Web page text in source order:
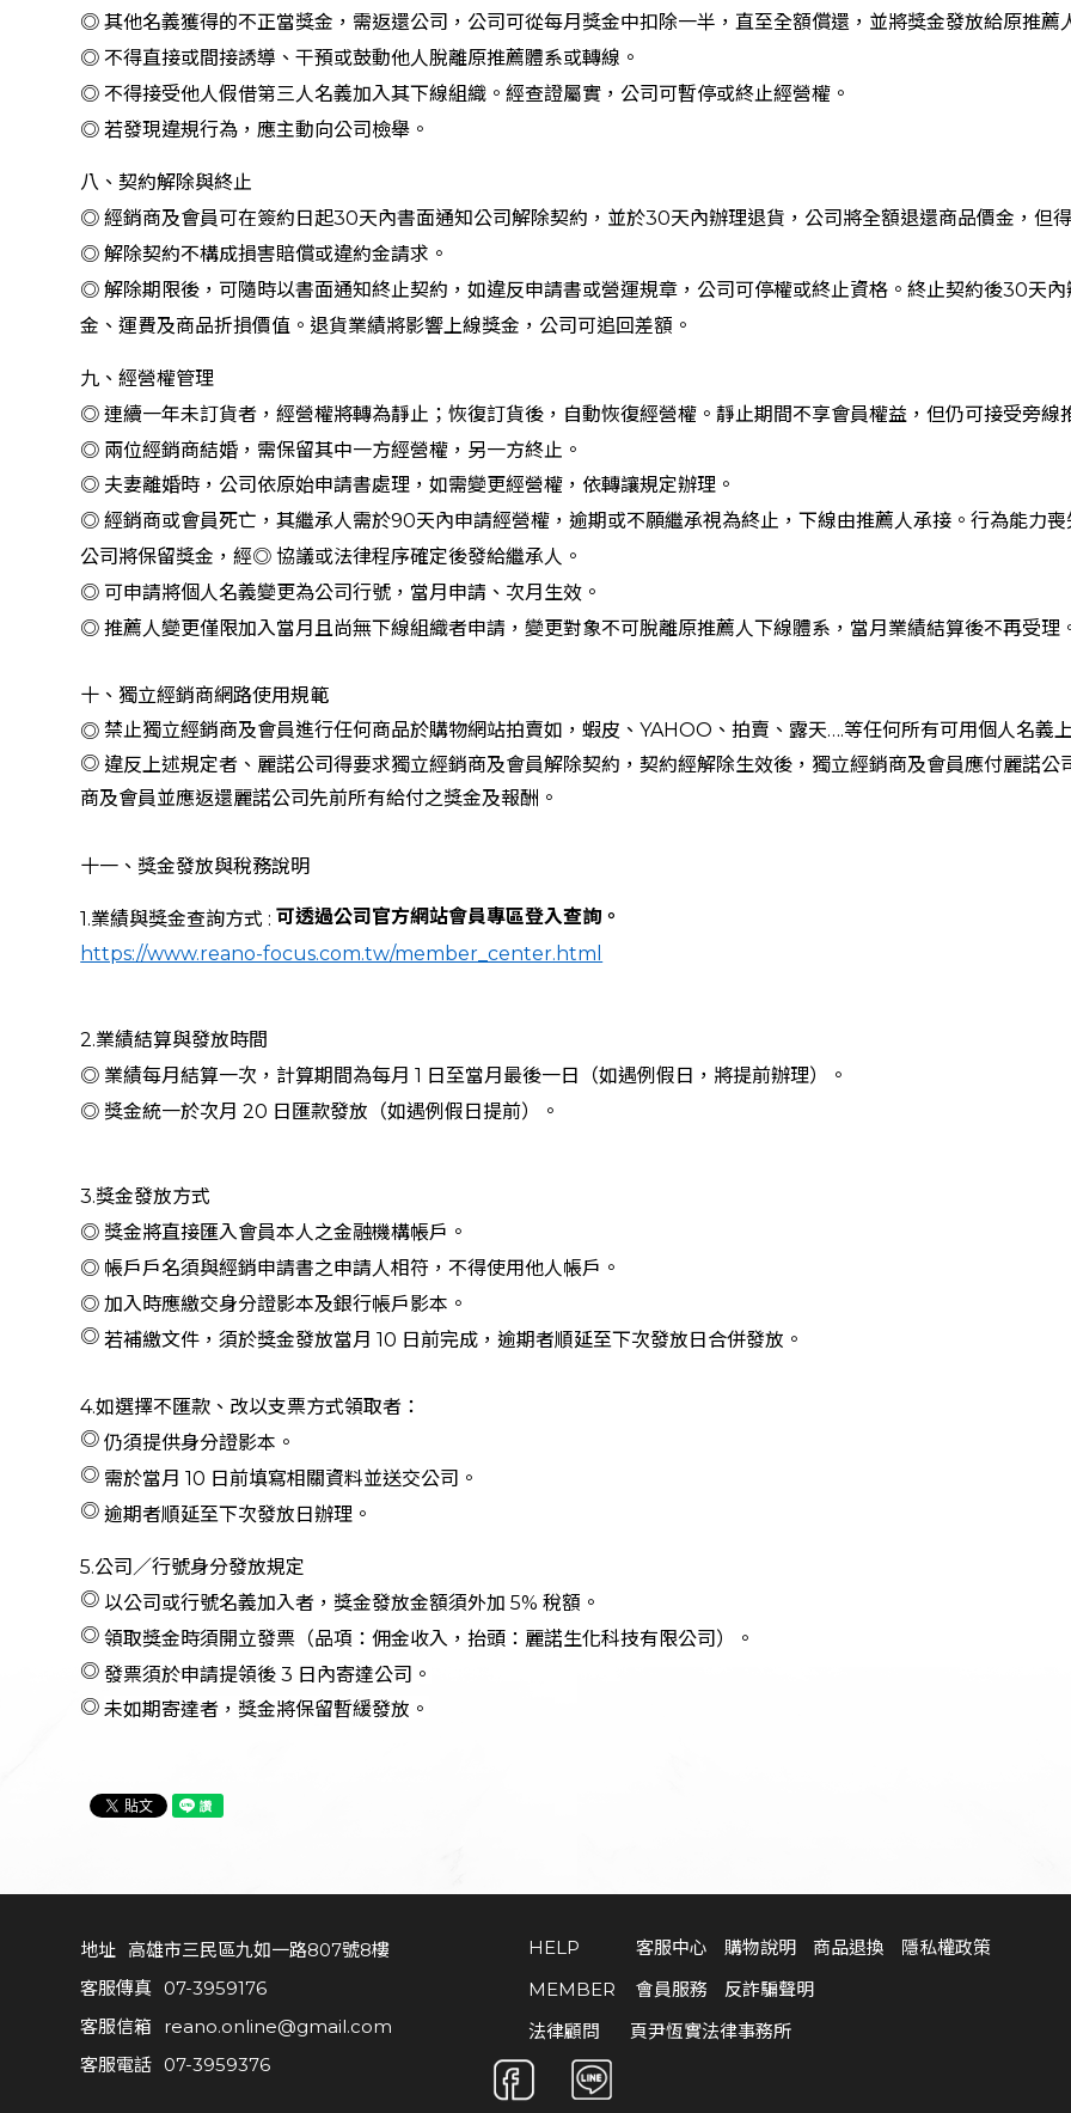
高雄市三民區九如一路807號8樓
07-3959176
◎ 其他名義獲得的不正當獎金，需返還公司，公司可從每月獎金中扣除一半，直至全額償還，並將獎金發放給原推薦
◎ 不得直接或間接誘導、干預或鼓動他人脫離原推薦體系或轉線。
◎ 不得接受他人假借第三人名義加入其下線組織。經查證屬實，公司可暫停或終止經營權。
◎ 若發現違規行為，應主動向公司檢舉。
八、契約解除與終止
◎ 經銷商及會員可在簽約日起30天內書面通知公司解除契約，並於30天內辦理退貨，公司將全額退還商品價金，但
◎ 解除契約不構成損害賠償或違約金請求。
◎ 解除期限後，可隨時以書面通知終止契約，如違反申請書或營運規章，公司可停權或終止資格。終止契約後30天
金、運費及商品折損價值。退貨業績將影響上線獎金，公司可追回差額。
九、經營權管理
◎ 連續一年未訂貨者，經營權將轉為靜止；恢復訂貨後，自動恢復經營權。靜止期間不享會員權益，但仍可接受旁線
◎ 兩位經銷商結婚，需保留其中一方經營權，另一方終止。
◎ 夫妻離婚時，公司依原始申請書處理，如需變更經營權，依轉讓規定辦理。
◎ 經銷商或會員死亡，其繼承人需於90天內申請經營權，逾期或不願繼承視為終止，下線由推薦人承接。行為能力
公司將保留獎金，經◎ 協議或法律程序確定後發給繼承人。
◎ 可申請將個人名義變更為公司行號，當月申請、次月生效。
◎ 推薦人變更僅限加入當月且尚無下線組織者申請，變更對象不可脫離原推薦人下線體系，當月業績結算後不再受理
十、獨立經銷商網路使用規範
◎禁止獨立經銷商及會員進行任何商品於購物網站拍賣如，蝦皮、YAHOO、拍賣、露天….等任何所有可用個人名義
◎ 違反上述規定者、麗諾公司得要求獨立經銷商及會員解除契約，契約經解除生效後，獨立經銷商及會員應付麗諾
商及會員並應返還麗諾公司先前所有給付之獎金及報酬。
十一、獎金發放與稅務說明
1.業績與獎金查詢方式 : 可透過公司官方網站會員專區登入查詢。
https://www.reano-focus.com.tw/member_center.html
2.業績結算與發放時間
◎ 業績每月結算一次，計算期間為每月 1 日至當月最後一日（如遇例假日，將提前辦理）。
◎ 獎金統一於次月 20 日匯款發放（如遇例假日提前）。
3.獎金發放方式
◎ 獎金將直接匯入會員本人之金融機構帳戶。
◎ 帳戶戶名須與經銷申請書之申請人相符，不得使用他人帳戶。
◎ 加入時應繳交身分證影本及銀行帳戶影本。
◎若補繳文件，須於獎金發放當月 10 日前完成，逾期者順延至下次發放日合併發放。
4.如選擇不匯款、改以支票方式領取者：
◎仍須提供身分證影本。
◎ 需於當月 10 日前填寫相關資料並送交公司。
◎逾期者順延至下次發放日辦理。
5.公司／行號身分發放規定
◎ 以公司或行號名義加入者，獎金發放金額須外加 5% 稅額。
◎領取獎金時須開立發票（品項：佣金收入，抬頭：麗諾生化科技有限公司）。
◎發票須於申請提領後 3 日內寄達公司。
◎未如期寄達者，獎金將保留暫緩發放。
地址 高雄市三民區九如一路807號8樓
客服傳真 07-3959176
客服信箱
reano.online@gmail.com
客服電話 07-3959376
HELP 客服中心 購物說明 商品退換
隱私權政策
MEMBER
會員服務
反詐騙聲明
法律顧問
頁尹恆實法律事務所